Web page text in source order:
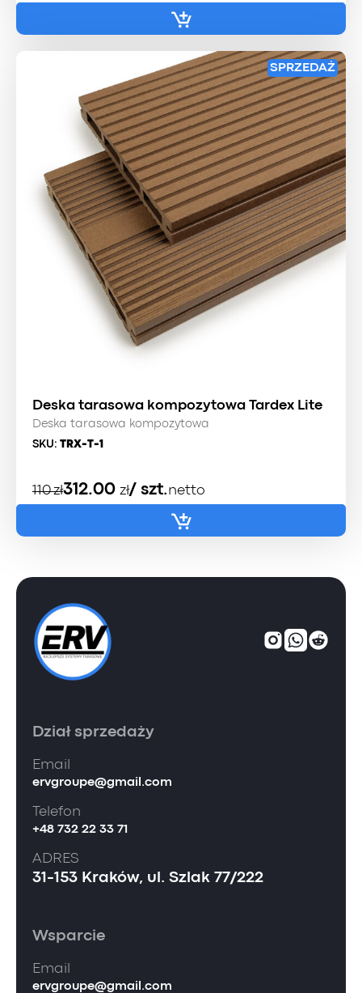
SPRZEDAŻ
Deska tarasowa kompozytowa Tardex Lite
Deska tarasowa kompozytowa
SKU: TRX-T-1
110zł
Pierwotna
cena
312.00 zł
Aktualna
cena
/ szt.netto
Dział sprzedaży
Email
ervgroupe@gmail.com
Telefon
+48 732 22 33 71
ADRES
31-153 Kraków, ul. Szlak 77/222
Wsparcie
Email
ervgroupe@gmail.com